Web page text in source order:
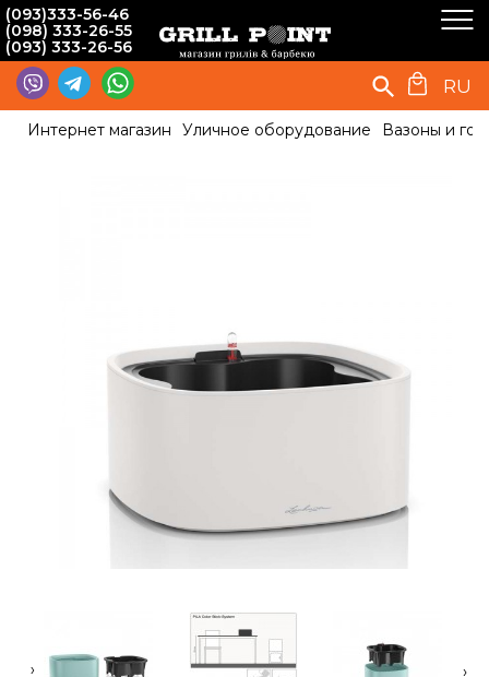
(093)333-56-46
(098) 333-26-55
(093) 333-26-56
RU
Интернет магазин Уличное оборудование Вазоны и
‹ ›